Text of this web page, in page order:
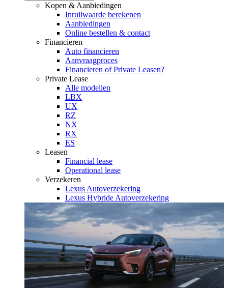
Kopen & Aanbiedingen
Inruilwaarde berekenen
Aanbiedingen
Online bestellen & contact
Financieren
Auto financieren
Aanvraagproces
Financieren of Private Leasen?
Private Lease
Alle modellen
LBX
UX
RZ
NX
RX
ES
Leasen
Financial lease
Operational lease
Verzekeren
Lexus Autoverzekering
Lexus Hybride Autoverzekering